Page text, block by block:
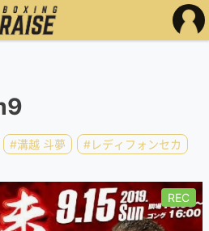
#溝越 斗夢 #レディフォンセカ
REC